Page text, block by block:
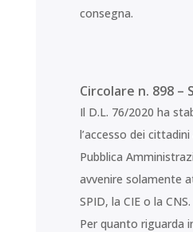
consegna.
Circolare n. 898 –
Il D.L. 76/2020 ha
l’accesso dei
Pubblica
avvenire solamente
SPID, la CIE o la CNS.
Per quanto riguarda